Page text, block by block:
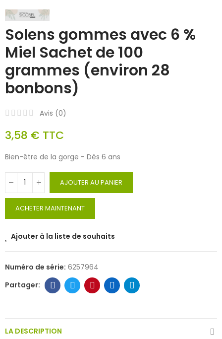
Solens gommes avec 6 %
Miel Sachet de 100
grammes (environ 28
bonbons)
Avis (0)
3,58 € TTC
Bien-être de la gorge - Dès 6 ans
AJOUTER AU PANIER
ACHETER MAINTENANT
Ajouter à la liste de souhaits
Numéro de série: 6257964
LA DESCRIPTION